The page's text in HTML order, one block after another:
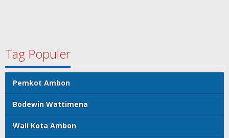
Tag Populer
Pemkot Ambon
Bodewin Wattimena
Wali Kota Ambon